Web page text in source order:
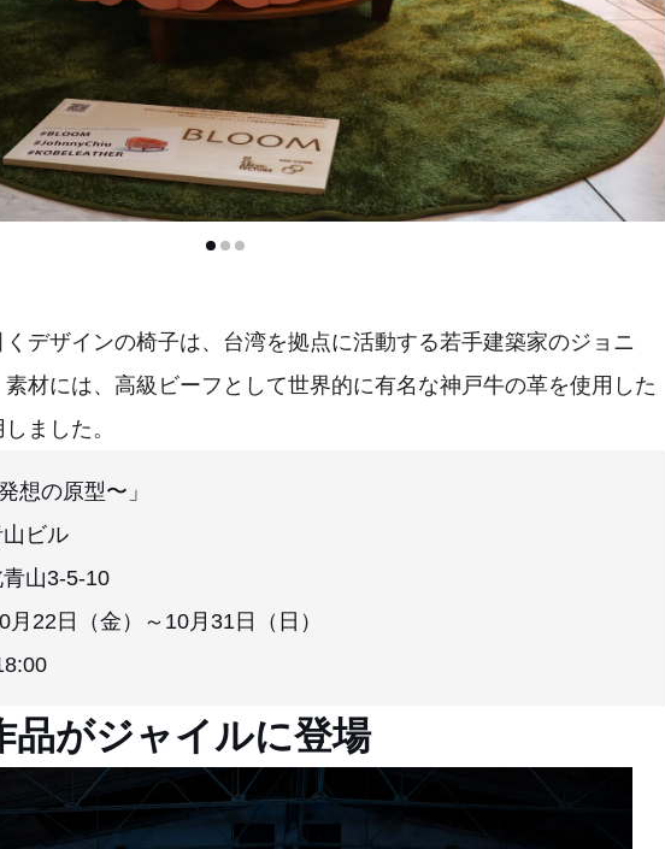
デザインの椅子は、台湾を拠点に活動する若手建築家のジョニ
材には、高級ビーフとして世界的に有名な神戸牛の革を使用した
ました。
想の原型〜」
ビル
山3-5-10
22日（金）～10月31日（日）
品がジャイルに登場